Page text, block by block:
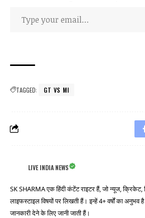
TAGGED: GT VS MI
LIVE INDIA NEWS
SK SHARMA एक हिंदी कंटेंट राइटर हैं, जो न्यूज,
लाइफस्टाइल विषयों पर लिखती हैं। इन्हें 4+ वर्षों का अनुभव
जानकारी देने के लिए जानी जाती हैं।